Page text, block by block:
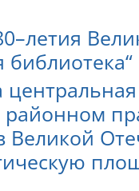
районном